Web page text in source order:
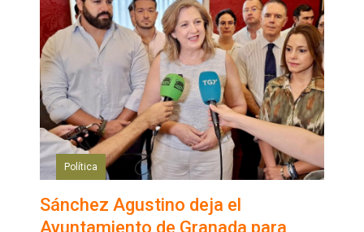
Política
Sánchez Agustino deja el
Ayuntamiento de Granada para